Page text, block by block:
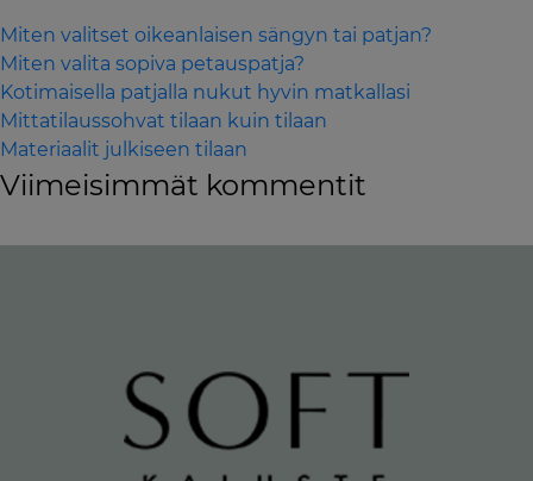
Miten valitset oikeanlaisen sängyn tai patjan?
Miten valita sopiva petauspatja?
Kotimaisella patjalla nukut hyvin matkallasi
Mittatilaussohvat tilaan kuin tilaan
Materiaalit julkiseen tilaan
Viimeisimmät kommentit